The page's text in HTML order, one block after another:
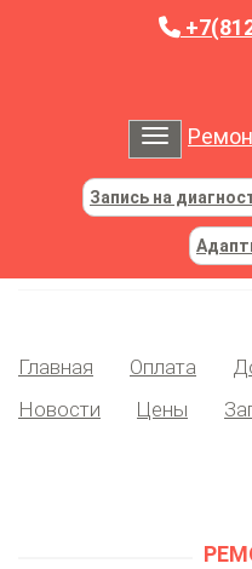
Toggle
Запись на
Главная Оплата
Новости
Цены